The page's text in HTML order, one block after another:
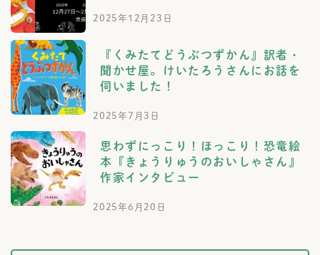
2025年12月23日
『くみたてどうぶつずかん』訳者・
聞かせ屋。けいたろうさんにお話を
伺いました！
2025年7月3日
思わずにっこり！ほっこり！恐竜絵
本『きょうりゅうのおいしゃさん』
作家インタビュー
2025年6月20日